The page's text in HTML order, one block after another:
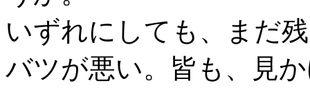
いずれにしても、まだ
バツが悪い。皆も、見